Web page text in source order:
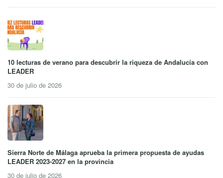
10 lecturas de verano para descubrir la riqueza de Andalucía con
LEADER
30 de julio de 2026
Sierra Norte de Málaga aprueba la primera propuesta de ayudas
LEADER 2023-2027 en la provincia
30 de julio de 2026